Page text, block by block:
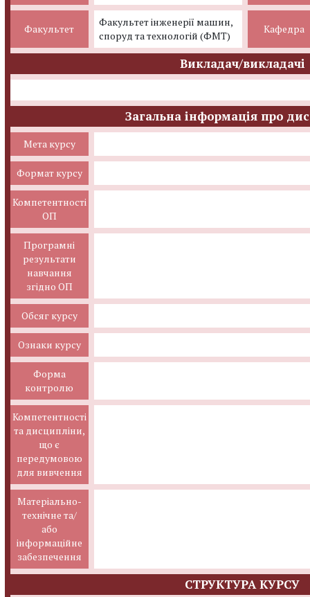
Факультет
Факультет інженерії машин,
споруд та технологій (ФМТ)
Кафедра
Викладач/викладачі
Загальна інформація про
Мета курсу
Формат курсу
Компетентності
ОП
Програмні
результати
навчання
згідно ОП
Обсяг курсу
Ознаки курсу
Форма
контролю
Компетентності
та дисципліни,
що є
передумовою
для вивчення
Матеріально-
технічне та/
або
інформаційне
забезпечення
СТРУКТУРА КУРСУ